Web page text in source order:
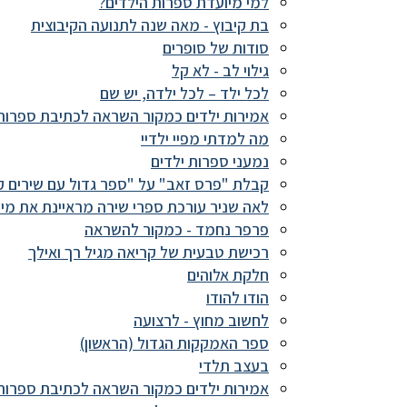
בת קיבוץ - מאה שנה לתנועה הקיבוצית
סודות של סופרים
גילוי לב - לא קל
לכל ילד – לכל ילדה, יש שם
אמירות ילדים כמקור השראה לכתיבת
מה למדתי מפיי ילדיי
נמעני ספרות ילדים
קבלת "פרס זאב" על "ספר גדול עם שירים
לאה שניר עורכת ספרי שירה מראיינת את
פרפר נחמד - כמקור להשראה
רכישת טבעית של קריאה מגיל רך ואילך
חלקת אלוהים
הודו להודו
לחשוב מחוץ - לרצועה
ספר האמקקות הגדול (הראשון)
בעצב תלדי
אמירות ילדים כמקור השראה לכתיבת